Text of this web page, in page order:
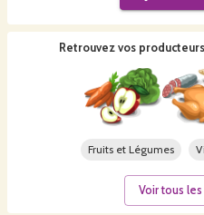
Retrouvez vos
Fruits et Légumes
Voir tous